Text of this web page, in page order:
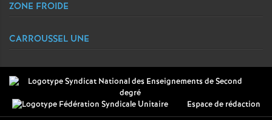
ZONE FROIDE
CARROUSSEL UNE
Espace de rédaction